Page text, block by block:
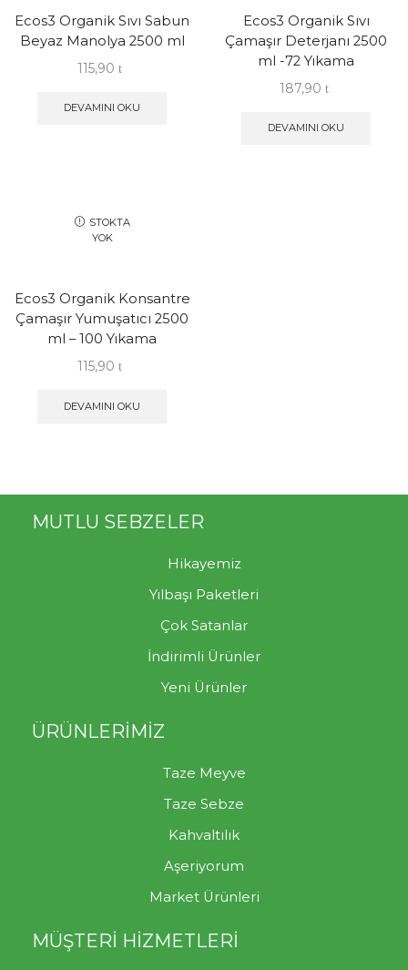
Ecos3 Organik Sıvı Sabun
Beyaz Manolya 2500 ml
115,90
DEVAMINI OKU
Ecos3 Organik Sıvı
Çamaşır Deterjanı 2500
ml -72 Yıkama
187,90
DEVAMINI OKU
STOKTA
YOK
Ecos3 Organik Konsantre
Çamaşır Yumuşatıcı 2500
ml – 100 Yıkama
115,90
DEVAMINI OKU
MUTLU SEBZELER
Hikayemiz
Yılbaşı Paketleri
Çok Satanlar
İndirimli Ürünler
Yeni Ürünler
ÜRÜNLERİMİZ
Taze Meyve
Taze Sebze
Kahvaltılık
Aşeriyorum
Market Ürünleri
MÜŞTERİ HİZMETLERİ